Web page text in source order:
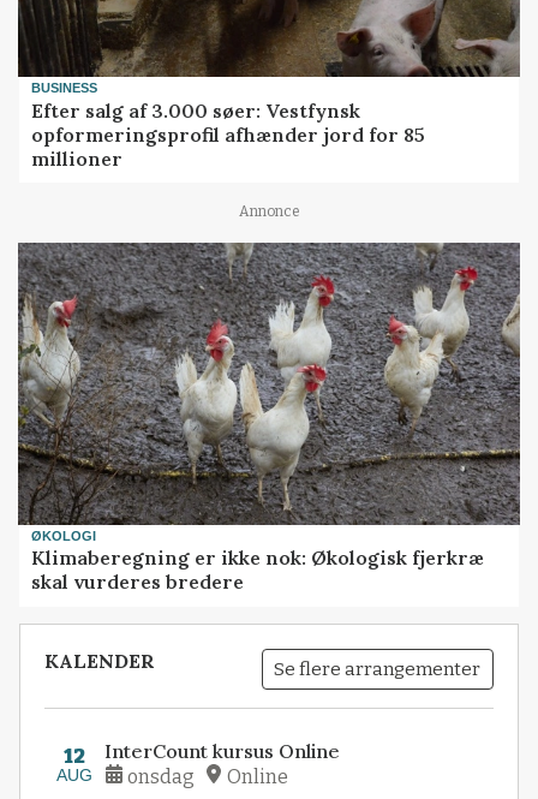
BUSINESS
Efter salg af 3.000 søer: Vestfynsk
opformeringsprofil afhænder jord for 85
millioner
Annonce
ØKOLOGI
Klimaberegning er ikke nok: Økologisk fjerkræ
skal vurderes bredere
KALENDER Se flere arrangementer
12
AUG
InterCount kursus Online
onsdag Online